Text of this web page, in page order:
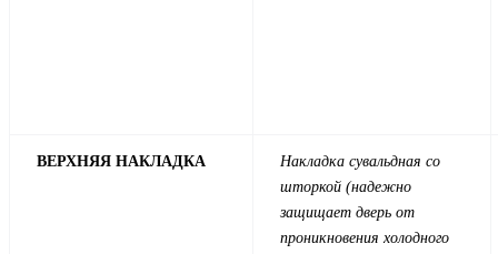
ВЕРХНЯЯ НАКЛАДКА
Накладка сувальдная со
шторкой (надежно
защищает дверь от
проникновения холодного